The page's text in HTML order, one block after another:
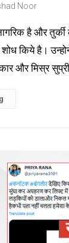
Noor
है और
किये है।
और मिस्र